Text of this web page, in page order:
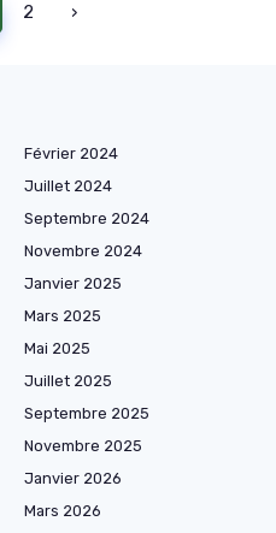
2 ›
Février 2024
Juillet 2024
Septembre 2024
Novembre 2024
Janvier 2025
Mars 2025
Mai 2025
Juillet 2025
Septembre 2025
Novembre 2025
Janvier 2026
Mars 2026